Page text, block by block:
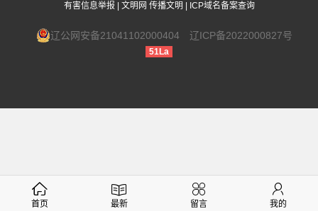
有害信息举报 文明网 传播文明 ICP域名备案查询
辽公网安备21041102000404 辽ICP备2022000827号
51La
首页 最新 留言 我的